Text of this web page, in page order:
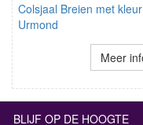
Colsjaal Breien met kleur
Urmond
Meer
BLIJF OP DE HOOGTE